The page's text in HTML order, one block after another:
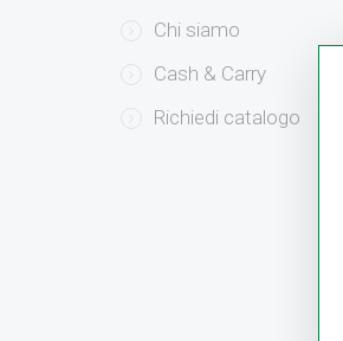
Chi siamo
Cash & Carry
Richiedi catalogo